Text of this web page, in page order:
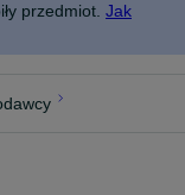
przedmiot. Jak